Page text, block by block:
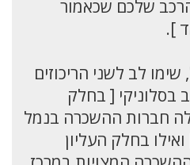
שלכם שכאמור
].
לב לשני הריכוזים
[ בחלק
חברות ההשכרה בנמל
בחלק העליון